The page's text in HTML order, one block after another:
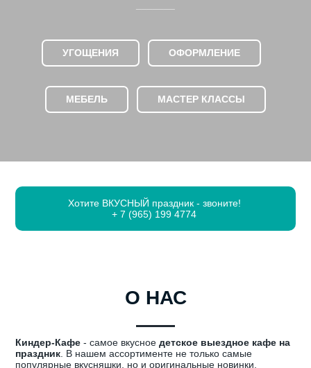
УГОЩЕНИЯ ОФОРМЛЕНИЕ
МЕБЕЛЬ МАСТЕР КЛАССЫ
Хотите ВКУСНЫЙ праздник - звоните!
+ 7 (965) 199 4774
О НАС
Киндер-Кафе- самое вкусное детское выездное кафе на
праздник . В нашем ассортименте не только самые
популярные вкусняшки, но и оригинальные новинки,